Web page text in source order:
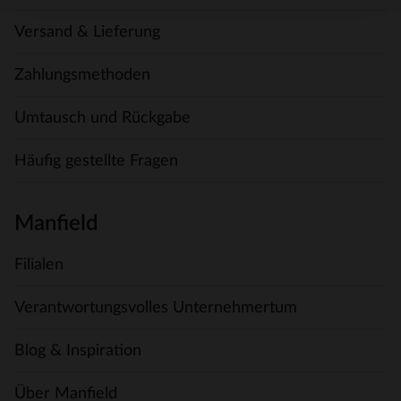
Versand & Lieferung
Zahlungsmethoden
Umtausch und Rückgabe
Häufig gestellte Fragen
Manfield
Filialen
Verantwortungsvolles Unternehmertum
Blog & Inspiration
Über Manfield